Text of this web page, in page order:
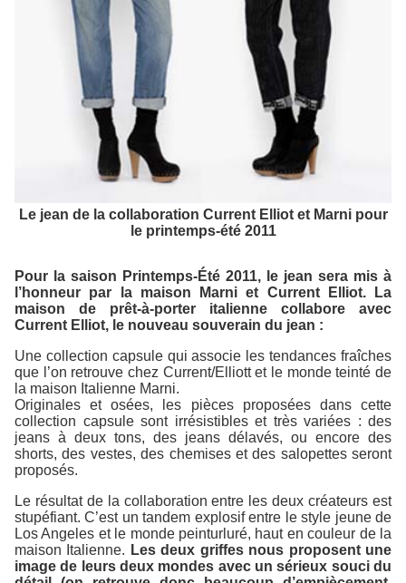
Le jean de la collaboration Current Elliot et Marni pour
le printemps-été 2011
Pour la saison Printemps-Été 2011, le jean sera mis à
l’honneur par la maison Marni et Current Elliot. La
maison de prêt-à-porter italienne collabore avec
Current Elliot, le nouveau souverain du jean :
Une collection capsule qui associe les tendances fraîches
que l’on retrouve chez Current/Elliott et le monde teinté de
la maison Italienne Marni.
Originales et osées, les pièces proposées dans cette
collection capsule sont irrésistibles et très variées : des
jeans à deux tons, des jeans délavés, ou encore des
shorts, des vestes, des chemises et des salopettes seront
proposés.
Le résultat de la collaboration entre les deux créateurs est
stupéfiant. C’est un tandem explosif entre le style jeune de
Los Angeles et le monde peinturluré, haut en couleur de la
maison Italienne. Les deux griffes nous proposent une
image de leurs deux mondes avec un sérieux souci du